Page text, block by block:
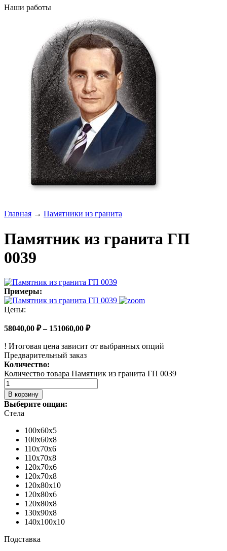
Наши работы
Главная → Памятники из гранита
Памятник из гранита ГП
0039
Примеры:
Цены:
58040,00 ₽– 151060,00 ₽
! Итоговая цена зависит от выбранных опций
Предварительный заказ
Количество:
Количество товара Памятник из гранита ГП 0039
В корзину
Выберите опции:
Стела
100х60х5
100х60х8
110х70х6
110х70х8
120х70х6
120х70х8
120х80х10
120х80х6
120х80х8
130х90х8
140х100х10
Подставка